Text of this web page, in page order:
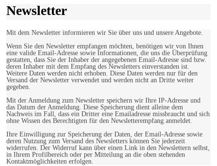
Newsletter
Mit dem Newsletter informieren wir Sie über uns und unsere Angebote.
Wenn Sie den Newsletter empfangen möchten, benötigen wir von Ihnen
eine valide Email-Adresse sowie Informationen, die uns die Überprüfung
gestatten, dass Sie der Inhaber der angegebenen Email-Adresse sind bzw.
deren Inhaber mit dem Empfang des Newsletters einverstanden ist.
Weitere Daten werden nicht erhoben. Diese Daten werden nur für den
Versand der Newsletter verwendet und werden nicht an Dritte weiter
gegeben.
Mit der Anmeldung zum Newsletter speichern wir Ihre IP-Adresse und
das Datum der Anmeldung. Diese Speicherung dient alleine dem
Nachweis im Fall, dass ein Dritter eine Emailadresse missbraucht und sich
ohne Wissen des Berechtigten für den Newsletterempfang anmeldet.
Ihre Einwilligung zur Speicherung der Daten, der Email-Adresse sowie
deren Nutzung zum Versand des Newsletters können Sie jederzeit
widerrufen. Der Widerruf kann über einen Link in den Newslettern selbst,
in Ihrem Profilbereich oder per Mitteilung an die oben stehenden
Kontaktmöglichkeiten erfolgen.